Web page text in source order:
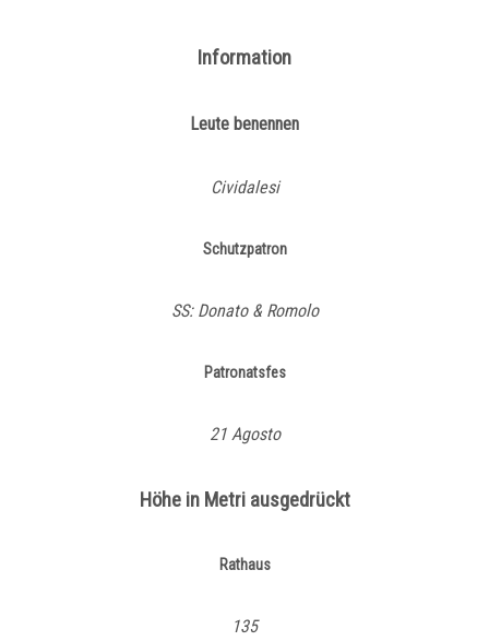
Information
Leute benennen
Cividalesi
Schutzpatron
SS: Donato & Romolo
Patronatsfes
21 Agosto
Höhe in Metri ausgedrückt
Rathaus
135